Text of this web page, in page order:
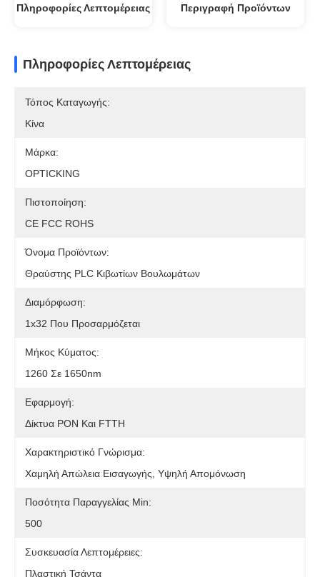
Πληροφορίες Λεπτομέρειας Περιγραφή Προϊόντων
Πληροφορίες Λεπτομέρειας
Τόπος Καταγωγής:
Κίνα
Μάρκα:
OPTICKING
Πιστοποίηση:
CE FCC ROHS
Όνομα Προϊόντων:
Θραύστης PLC Κιβωτίων Βουλωμάτων
Διαμόρφωση:
1x32 Που Προσαρμόζεται
Μήκος Κύματος:
1260 Σε 1650nm
Εφαρμογή:
Δίκτυα PON Και FTTH
Χαρακτηριστικό Γνώρισμα:
Χαμηλή Απώλεια Εισαγωγής, Υψηλή Απομόνωση
Ποσότητα Παραγγελίας Min:
500
Συσκευασία Λεπτομέρειες:
Πλαστική Τσάντα